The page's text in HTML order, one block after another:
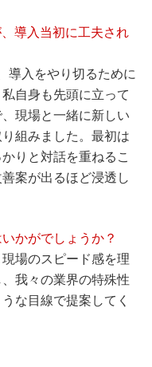
導入当初に工夫され
導入をやり切るために
自身も先頭に立って
現場と一緒に新しい
組みました。最初は
りと対話を重ねるこ
案が出るほど浸透し
かがでしょうか？
場のスピード感を理
我々の業界の特殊性
な目線で提案してく